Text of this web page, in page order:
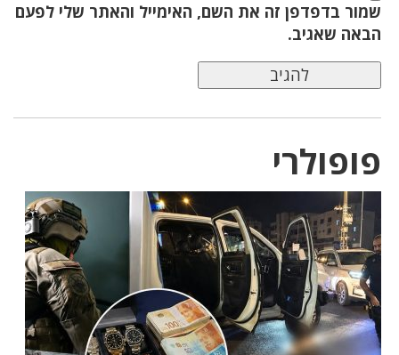
שמור בדפדפן זה את השם, האימייל והאתר שלי לפעם
הבאה שאגיב.
פופולרי